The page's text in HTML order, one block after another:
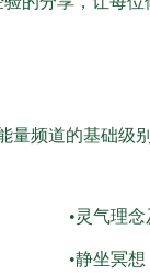
量频道的基础
•灵气理
•静坐冥想